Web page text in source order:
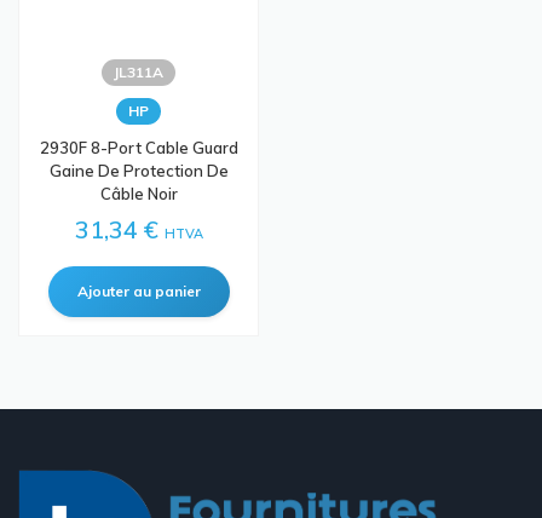
JL311A
HP
2930F 8-Port Cable Guard
Gaine De Protection De
Câble Noir
31,34 € HTVA